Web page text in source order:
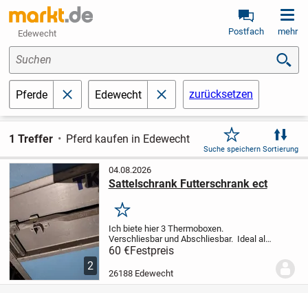
Edewecht Postfach mehr
Suchen
Pferde schließenEdewecht schließenzurücksetzen
1 Treffer Pferd kaufen in Edewecht
Suche speichern Sortierung
2
04.08.2026
Sattelschrank Futterschrank ect
Merken
Ich biete hier 3 Thermoboxen.
Verschliesbar und Abschliesbar. Ideal als
Sattelschrank, Futterschrank, Umbau
zum Heubedampfer, Getränkekisten kühl
halten ect. Hält alles trocken und
60 €Festpreis
26188 Edewecht